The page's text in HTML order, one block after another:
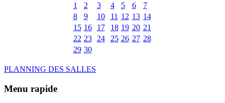
1
2 3 4 5 6
7
8
9 10 11 12 13 14
15 16 17 18 19 20 21
22 23 24 25 26 27 28
29 30
PLANNING DES SALLES
Menu rapide